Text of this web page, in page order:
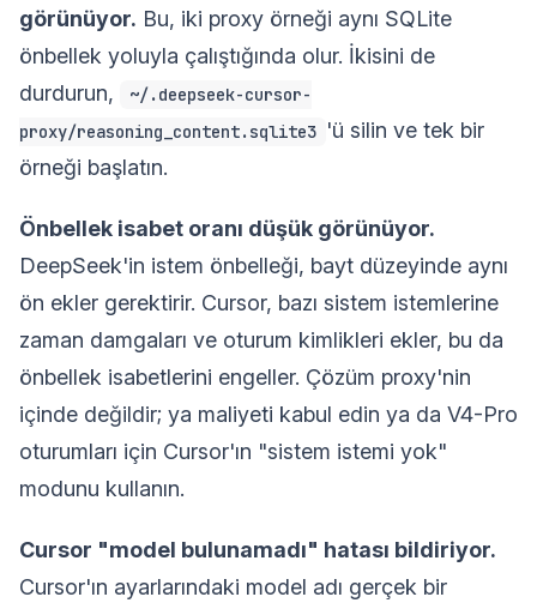
görünüyor. Bu, iki proxy örneği aynı SQLite
önbellek yoluyla çalıştığında olur. İkisini de
durdurun,
~/.deepseek-cursor-
proxy/reasoning_content.sqlite3 'ü silin ve tek bir
örneği başlatın.
Önbellek isabet oranı düşük görünüyor.
DeepSeek'in istem önbelleği, bayt düzeyinde aynı
ön ekler gerektirir. Cursor, bazı sistem istemlerine
zaman damgaları ve oturum kimlikleri ekler, bu da
önbellek isabetlerini engeller. Çözüm proxy'nin
içinde değildir; ya maliyeti kabul edin ya da V4-Pro
oturumları için Cursor'ın "sistem istemi yok"
modunu kullanın.
Cursor "model bulunamadı" hatası bildiriyor.
Cursor'ın ayarlarındaki model adı gerçek bir